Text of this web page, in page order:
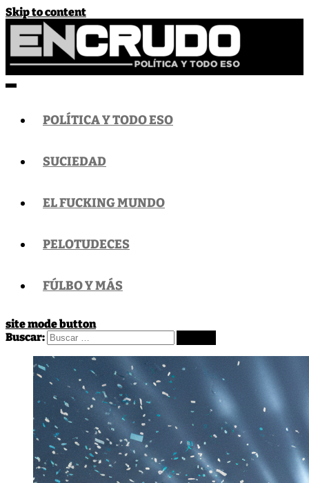
Skip to content
POLÍTICA Y TODO ESO
SUCIEDAD
EL FUCKING MUNDO
PELOTUDECES
FÚLBO Y MÁS
site mode button
Buscar: